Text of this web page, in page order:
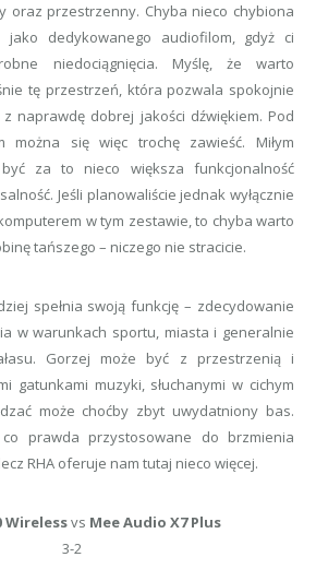
oraz przestrzenny. Chyba nieco chybiona
jako dedykowanego audiofilom, gdyż ci
niedociągnięcia. Myślę, że warto
tę przestrzeń, która pozwala spokojnie
naprawdę dobrej jakości dźwiękiem. Pod
można się więc trochę zawieść. Miłym
za to nieco większa funkcjonalność
Jeśli planowaliście jednak wyłącznie
w tym zestawie, to chyba warto
tańszego – niczego nie stracicie.
spełnia swoją funkcję – zdecydowanie
w warunkach sportu, miasta i generalnie
Gorzej może być z przestrzenią i
gatunkami muzyki, słuchanymi w cichym
może choćby zbyt uwydatniony bas.
prawda przystosowane do brzmienia
RHA oferuje nam tutaj nieco więcej.
Wirelessvs Mee Audio X7 Plus
3-2